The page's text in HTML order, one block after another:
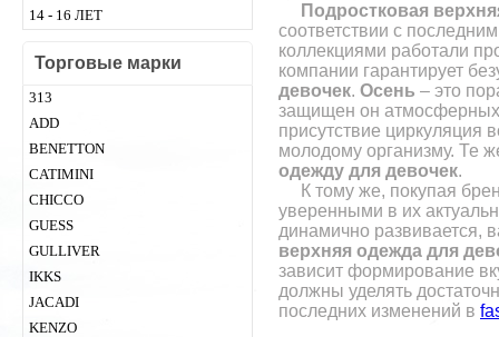
14 - 16 ЛЕТ
Торговые марки
313
ADD
BENETTON
CATIMINI
CHICСO
GUESS
GULLIVER
IKKS
JACADI
KENZO
Подростковая
соответствии с
коллекциями работали
компании гарантирует
девочек. Осень – это
защищен он атмосферных
присутствие циркуляция
молодому организму. Те
одежду для девочек.
К тому же, покупая
уверенными в их
динамично развивается,
верхняя одежда для
зависит формирование
должны уделять
последних изменений в